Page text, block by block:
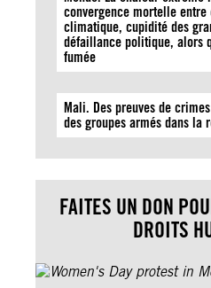
convergence mortelle entre
climatique, cupidité des
défaillance politique, alors
fumée
Mali. Des preuves de
des groupes armés dans la
FAITES UN DON
DROITS